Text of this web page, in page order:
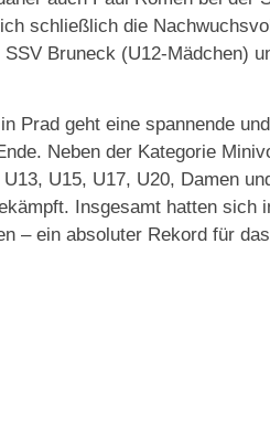
schließlich die
Bruneck (U12-Mädchen)
Prad geht eine spannende
Neben der Kategorie
U15, U17, U20, Damen
Insgesamt hatten sich
– ein absoluter Rekord für